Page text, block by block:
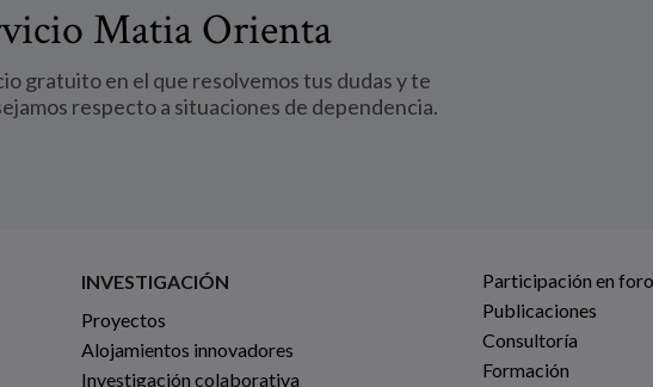
Matia Orienta
gratuito en el que resolvemos tus dudas y te
respecto a situaciones de dependencia.
INVESTIGACIÓN
Proyectos
Alojamientos innovadores
Investigación colaborativa
Participación en
Publicaciones
Consultoría
Formación